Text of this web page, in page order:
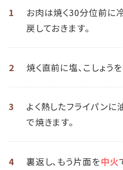
1
お肉は焼く30分位前に
戻しておきます。
2 焼く直前に塩、こしょう
3 よく熱したフライパンに
で焼きます。
4 裏返し、もう片面を中火